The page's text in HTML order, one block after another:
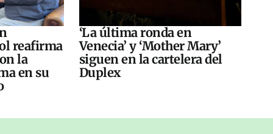
reafirma
la
en su
‘La última ronda en
Venecia’ y ‘Mother Mary’
siguen en la cartelera del
Duplex